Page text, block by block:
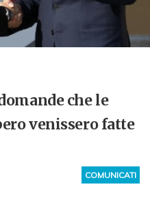
che le
venissero fatte
COMUNICATI